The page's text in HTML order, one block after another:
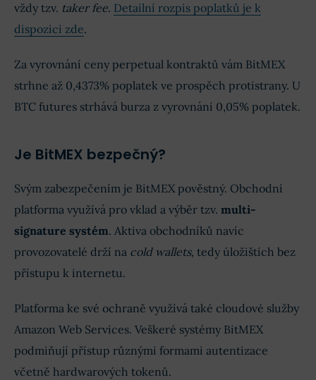
vždy tzv. taker fee. Detailní rozpis poplatků je k
dispozici zde.
Za vyrovnání ceny perpetual kontraktů vám BitMEX
strhne až 0,4373% poplatek ve prospěch protistrany. U
BTC futures strhává burza z vyrovnání 0,05% poplatek.
Je BitMEX bezpečný?
Svým zabezpečením je BitMEX pověstný. Obchodní
platforma využívá pro vklad a výběr tzv. multi-
signature systém. Aktiva obchodníků navíc
provozovatelé drží na cold wallets, tedy úložištích bez
přístupu k internetu.
Platforma ke své ochraně využívá také cloudové služby
Amazon Web Services. Veškeré systémy BitMEX
podmiňují přístup různými formami autentizace
včetně hardwarových tokenů.